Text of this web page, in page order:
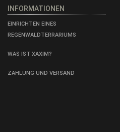
INFORMATIONEN
EINRICHTEN EINES
REGENWALDTERRARIUMS
WAS IST XAXIM?
ZAHLUNG UND VERSAND